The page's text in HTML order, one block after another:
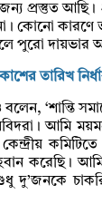
প্রস্তুত আছি।
কোনো কারণে
পুরো
তারিখ
‘শান্তি
আমি
করেছি।
দু’জনকে